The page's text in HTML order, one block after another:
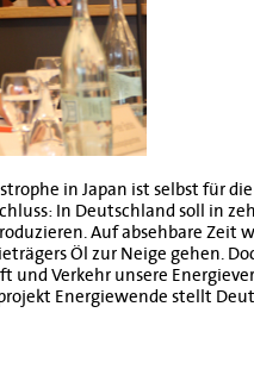
in Japan ist selbst für
In Deutschland soll in
Auf absehbare Zeit
Öl zur Neige gehen.
und Verkehr unsere
Energiewende stellt